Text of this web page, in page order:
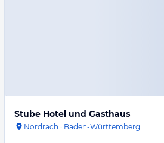
Stube Hotel und Gasthaus
Nordrach · Baden-Württemberg